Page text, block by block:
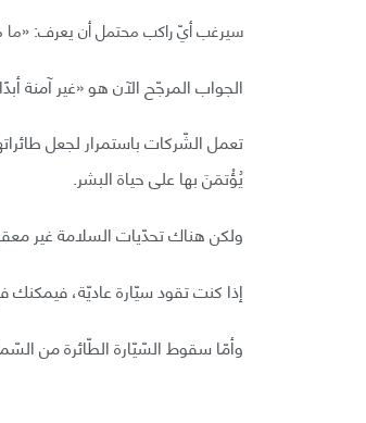
سيرغب أيّ راكب محتمل أن يعرف: «ما
الجواب المرجّح الآن هو «غير آمنة
تعمل الشّركات باستمرار لجعل
يُؤْتمَنَ بها على حياة البشر.
ولكن هناك تحدّيات السلامة غير
إذا كنت تقود سيّارة عاديّة، فيمكنك
وأمّا سقوط السّيّارة الطّائرة من